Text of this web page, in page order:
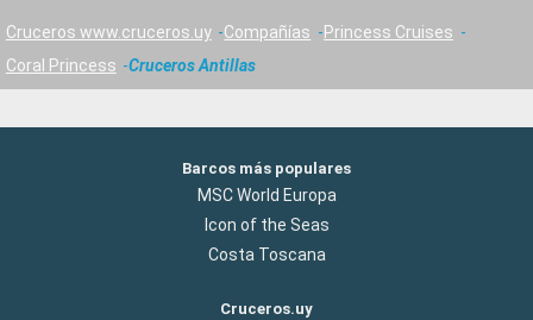
Cruceros www.cruceros.uy Compañías
Princess Cruises
Coral Princess
Cruceros Antillas
Barcos más populares
MSC World Europa
Icon of the Seas
Costa Toscana
Cruceros.uy